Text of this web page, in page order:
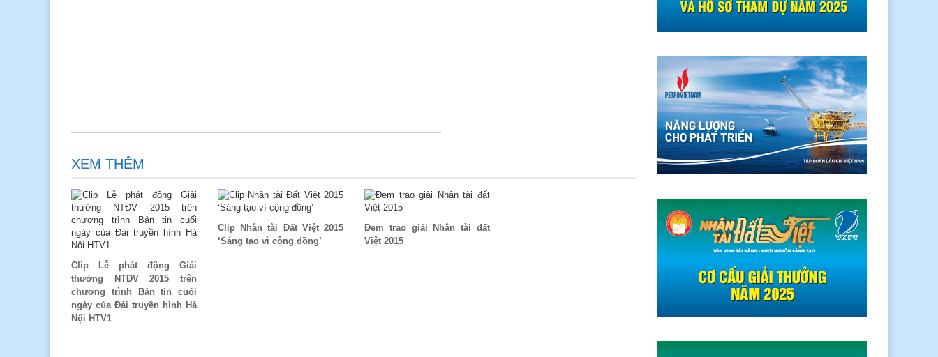
XEM THÊM
Clip Lễ phát động Giải
thưởng NTĐV 2015 trên
chương trình Bản tin cuối
ngày của Đài truyền hình Hà
Nội HTV1
Clip Nhân tài Đất Việt 2015
‘Sáng tạo vì cộng đồng’
Đem trao giải Nhân tài đất
Việt 2015